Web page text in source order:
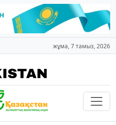
жұма, 7 тамыз, 2026